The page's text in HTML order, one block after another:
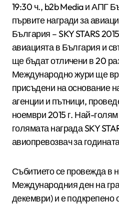
19:30 ч., b2b Media и АПГ
първите награди за
България – SKY STARS
авиацията в България и
ще бъдат отличени в 20
Международно жури ще
присъдени на основание
агенции и пътници,
ноември 2015 г. Най-
голямата награда SKY
авиопревозвач за
Събитието се провежда в
Международния ден на
декември) и е подкрепено